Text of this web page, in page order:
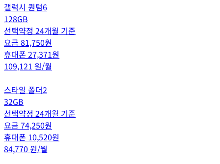
갤럭시 퀀텀6
128GB
선택약정 24개월 기준
요금 81,750원
휴대폰 27,371원
109,121 원/월
스타일 폴더2
32GB
선택약정 24개월 기준
요금 74,250원
휴대폰 10,520원
84,770 원/월